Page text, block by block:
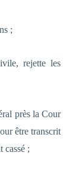
;
rejette les
près la Cour
être transcrit
cassé ;